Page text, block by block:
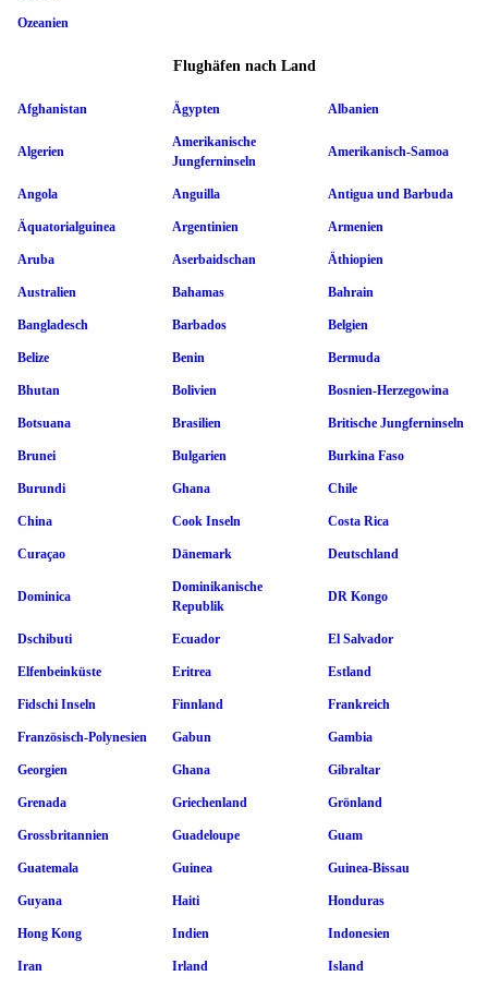
Ozeanien
Flughäfen nach Land
Afghanistan Ägypten Albanien
Algerien
Amerikanische
Jungferninseln
Amerikanisch-Samoa
Angola Anguilla Antigua und Barbuda
Äquatorialguinea Argentinien Armenien
Aruba Aserbaidschan Äthiopien
Australien Bahamas Bahrain
Bangladesch Barbados Belgien
Belize Benin Bermuda
Bhutan Bolivien Bosnien-Herzegowina
Botsuana Brasilien Britische Jungferninseln
Brunei Bulgarien Burkina Faso
Burundi Ghana Chile
China Cook Inseln Costa Rica
Curaçao Dänemark Deutschland
Dominica
Dominikanische
Republik
DR Kongo
Dschibuti Ecuador El Salvador
Elfenbeinküste Eritrea Estland
Fidschi Inseln Finnland Frankreich
Französisch-Polynesien Gabun Gambia
Georgien Ghana Gibraltar
Grenada Griechenland Grönland
Grossbritannien Guadeloupe Guam
Guatemala Guinea Guinea-Bissau
Guyana Haiti Honduras
Hong Kong Indien Indonesien
Iran Irland Island